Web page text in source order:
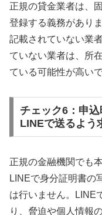
正規の貸金業者は、
登録する義務があり
記載されていない業
ていない業者は、所
ている可能性が高いで
チェック6：申
LINEで送るよう
正規の金融機関でも
LINEで身分証明書の
は行いません。LINE
り、脅迫や個人情報